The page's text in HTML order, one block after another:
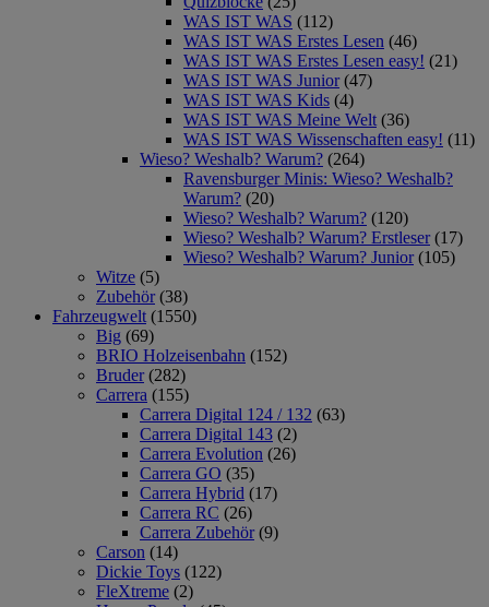
WAS IST WAS (112)
WAS IST WAS Erstes Lesen (46)
WAS IST WAS Erstes Lesen easy! (21)
WAS IST WAS Junior (47)
WAS IST WAS Kids (4)
WAS IST WAS Meine Welt (36)
WAS IST WAS Wissenschaften easy! (11)
Wieso? Weshalb? Warum? (264)
Ravensburger Minis: Wieso? Weshalb?
Warum? (20)
Wieso? Weshalb? Warum? (120)
Wieso? Weshalb? Warum? Erstleser (17)
Wieso? Weshalb? Warum? Junior (105)
Witze (5)
Zubehör (38)
Fahrzeugwelt (1550)
Big (69)
BRIO Holzeisenbahn (152)
Bruder (282)
Carrera (155)
Carrera Digital 124 / 132 (63)
Carrera Digital 143 (2)
Carrera Evolution (26)
Carrera GO (35)
Carrera Hybrid (17)
Carrera RC (26)
Carrera Zubehör (9)
Carson (14)
Dickie Toys (122)
FleXtreme (2)